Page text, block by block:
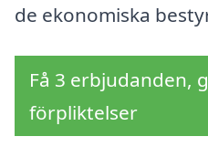
de ekonomiska
Få 3 erbjudanden,
förpliktelser